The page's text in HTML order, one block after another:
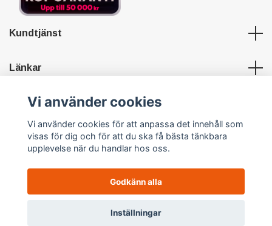
Kundtjänst
Länkar
Sociala medier
© 2026 HypersportsPowered by Quickbutik
Vi använder cookies
Vi använder cookies för att anpassa det innehåll som
visas för dig och för att du ska få bästa tänkbara
upplevelse när du handlar hos oss.
Godkänn alla
Inställningar